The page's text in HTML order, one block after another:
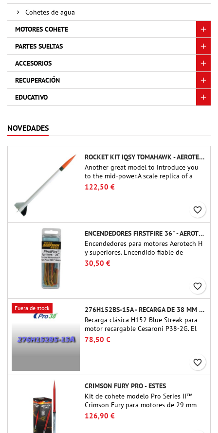
Cohetes de agua
MOTORES COHETE
PARTES SUELTAS
ACCESORIOS
RECUPERACIÓN
EDUCATIVO
NOVEDADES
ROCKET KIT IQSY TOMAHAWK - AEROTECH
Another great model to introduce you
to the mid-power.A scale replica of a
famous sounding rocket, small in size
and peefect to move to higher-level kits.
122,50 €
favorite_border
ENCENDEDORES FIRSTFIRE 36" - AEROTECH
Encendedores para motores Aerotech H
y superiores. Encendido fiable de
motores de hasta 91 cm de longitud.
30,50 €
favorite_border
Fuera de stock
276H152BS-15A - RECARGA DE 38 MM CTI
Recarga clásica H152 Blue Streak para
motor recargable Cesaroni P38-2G. El
retardo de 15 segundos se puede
ajustar mediante la herramienta ProDAT
78,50 €
favorite_border
CRIMSON FURY PRO - ESTES
Kit de cohete modelo Pro Series II™
Crimson Fury para motores de 29 mm
tipo E, F y G. Diseñado para coheteros
avanzados, Crimson Fury ofrece
126,90 €